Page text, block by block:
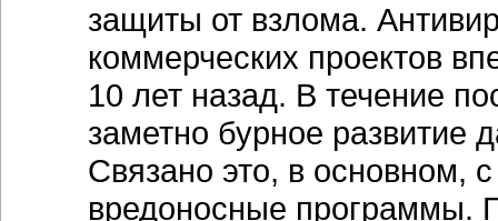
защиты от взлома.
коммерческих проектов
10 лет назад. В течение
заметно бурное
Связано это, в основном,
вредоносные программы.